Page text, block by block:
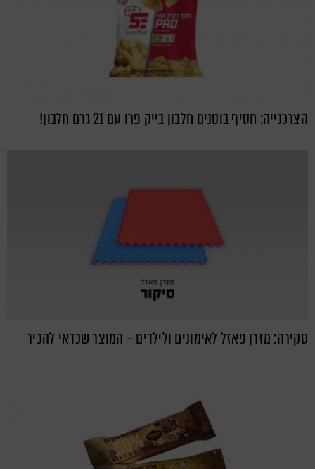
הצרכנייה: חטיף בוטנים חלבון בייק פרו עם 21 גרם חלבון!
סקירה: מזרן פאזל לאימונים ולילדים – המוצר שכדאי להכיר